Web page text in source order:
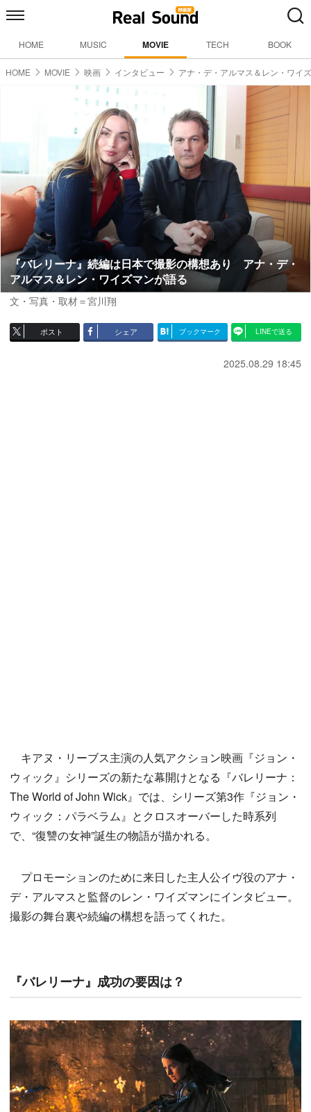
HOME MUSIC MOVIE TECH BOOK
HOME MOVIE 映画 インタビュー アナ・デ・アルマス＆レン・ワイ
『バレリーナ』続編は日本で撮影の構想あり アナ・デ・
アルマス＆レン・ワイズマンが語る
文・写真・取材＝宮川翔
ポスト シェア ブックマーク LINEで送る
2025.08.29 18:45
キアヌ・リーブス主演の人気アクション映画『ジョン・
ウィック』シリーズの新たな幕開けとなる『バレリーナ：
The World of John Wick』では、シリーズ第3作『ジョン・
ウィック：パラベラム』とクロスオーバーした時系列
で、“復讐の女神”誕生の物語が描かれる。
プロモーションのために来日した主人公イヴ役のアナ・
デ・アルマスと監督のレン・ワイズマンにインタビュー。
撮影の舞台裏や続編の構想を語ってくれた。
『バレリーナ』成功の要因は？